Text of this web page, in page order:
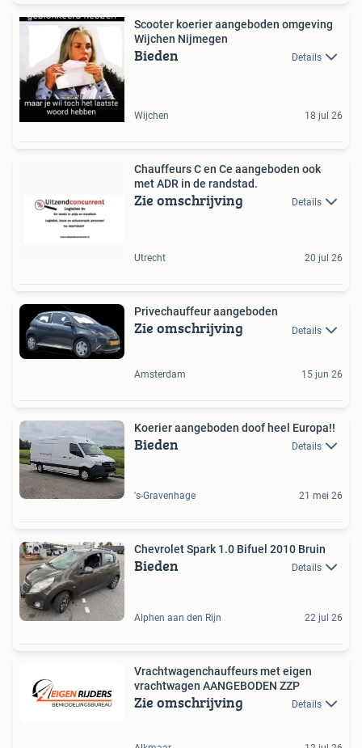
Scooter koerier aangeboden omgeving
Wijchen Nijmegen
Bieden Details
Wijchen 18 jul 26
Chauffeurs C en Ce aangeboden ook
met ADR in de randstad.
Zie omschrijving Details
Utrecht 20 jul 26
Privechauffeur aangeboden
Zie omschrijving Details
Amsterdam 15 jun 26
Koerier aangeboden doof heel Europa!!
Bieden Details
's-Gravenhage 21 mei 26
Chevrolet Spark 1.0 Bifuel 2010 Bruin
Bieden Details
Alphen aan den Rijn 22 jul 26
Vrachtwagenchauffeurs met eigen
vrachtwagen AANGEBODEN ZZP
Zie omschrijving Details